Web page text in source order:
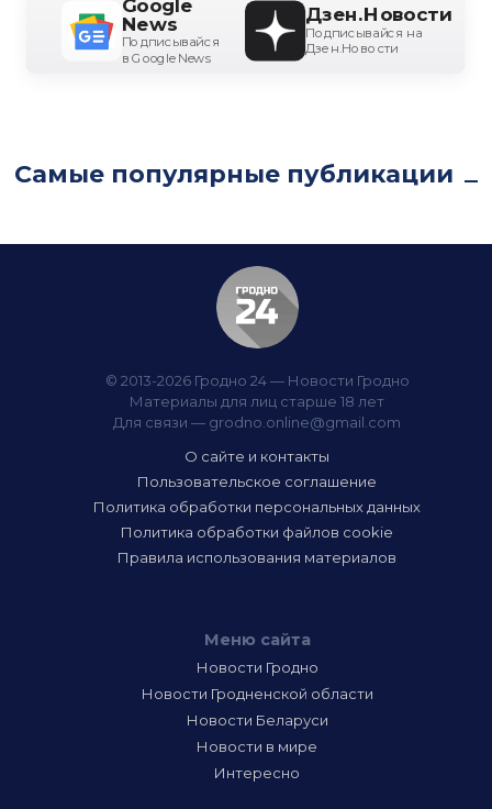
Google
News
Подписывайся
в Google News
Дзен.Новости
Подписывайся на
Дзен.Новости
Самые популярные публикации
© 2013-2026 Гродно 24 — Новости Гродно
Материалы для лиц старше 18 лет
Для связи — grodno.online@gmail.com
О сайте и контакты
Пользовательское соглашение
Политика обработки персональных данных
Политика обработки файлов cookie
Правила использования материалов
Меню сайта
Новости Гродно
Новости Гродненской области
Новости Беларуси
Новости в мире
Интересно